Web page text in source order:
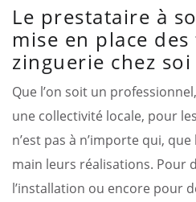
Le prestataire à
mise en place
zinguerie chez soi
Que l’on soit un
une collectivité locale, pour
n’est pas à n’importe qui,
main leurs réalisations. Pour
l’installation ou encore pour